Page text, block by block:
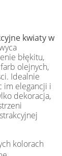
kwiaty w
błękitu,
olejnych,
Idealnie
im elegancji i
dekoracja,
kolorach